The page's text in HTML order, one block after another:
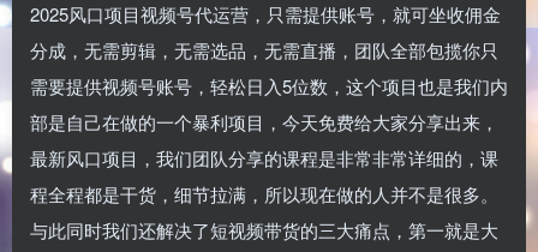
2025风口项目视频号代运营，只需提供账号，就可坐收佣金
分成，无需剪辑，无需选品，无需直播，团队全部包揽你只
需要提供视频号账号，轻松日入5位数，这个项目也是我们内
部是自己在做的一个暴利项目，今天免费给大家分享出来，
最新风口项目，我们团队分享的课程是非常非常详细的，课
程全程都是干货，细节拉满，所以现在做的人并不是很多。
与此同时我们还解决了短视频带货的三大痛点，第一就是大